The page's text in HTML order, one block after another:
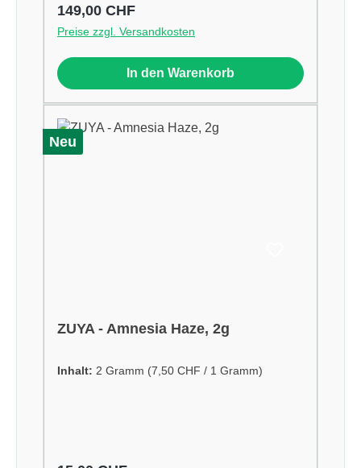
Regulärer Preis:
149,00 CHF
Preise zzgl. Versandkosten
In den Warenkorb
Neu
ZUYA - Amnesia Haze, 2g
Inhalt: 2 Gramm (7,50 CHF / 1 Gramm)